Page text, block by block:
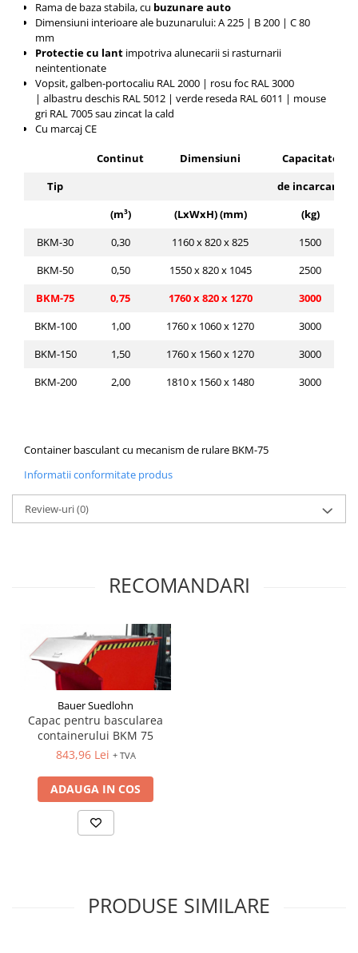
Rama de baza stabila, cu buzunare auto
Dimensiuni interioare ale buzunarului: A 225 | B 200 | C 80
mm
Protectie cu lantimpotriva alunecarii si rasturnarii
neintentionate
Vopsit, galben-portocaliu RAL 2000 | rosu foc RAL 3000
| albastru deschis RAL 5012 | verde reseda RAL 6011 | mouse
gri RAL 7005 sau zincat la cald
Cu marcaj CE
Continut Dimensiuni
Capacitate
Tip
de incarcare
(m³)
(LxWxH) (mm)
(kg)
BKM-30
0,30 1160 x 820 x 825
1500
BKM-50
0,50 1550 x 820 x 1045
2500
BKM-75
0,75 1760 x 820 x 1270
3000
BKM-100
1,00 1760 x 1060 x 1270
3000
BKM-150
1,50 1760 x 1560 x 1270
3000
BKM-200
2,00 1810 x 1560 x 1480 3000
Container basculant cu mecanism de rulare BKM-75
Informatii conformitate produs
Review-uri(0)
RECOMANDARI
Bauer Suedlohn
Capac pentru bascularea
containerului BKM 75
843,96 Lei + TVA
ADAUGA IN COS
PRODUSE SIMILARE